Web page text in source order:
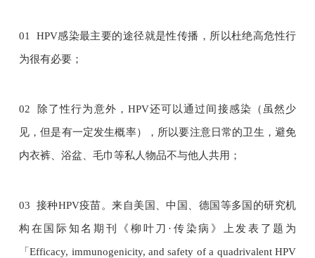
01 HPV感染最主要的途径就是性传播，所以杜绝高危性行
为很有必要；
02 除了性行为意外，HPV还可以通过间接感染（虽然少
见，但是有一定发生概率），所以要注意日常的卫生，避免
内衣裤、浴盆、毛巾等私人物品不与他人共用；
03 接种HPV疫苗。来自美国、中国、德国等多国的研究机
构在国际知名期刊《柳叶刀·传染病》上发表了题为
「Efficacy, immunogenicity, and safety of a quadrivalent HPV